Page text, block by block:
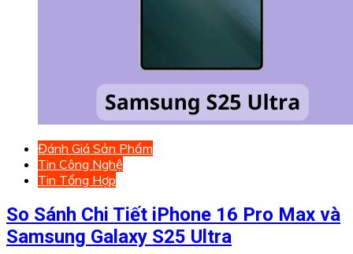
Đánh Giá Sản Phẩm
Tin Công Nghệ
Tin Tổng Hợp
So Sánh Chi Tiết iPhone 16 Pro Max và
Samsung Galaxy S25 Ultra